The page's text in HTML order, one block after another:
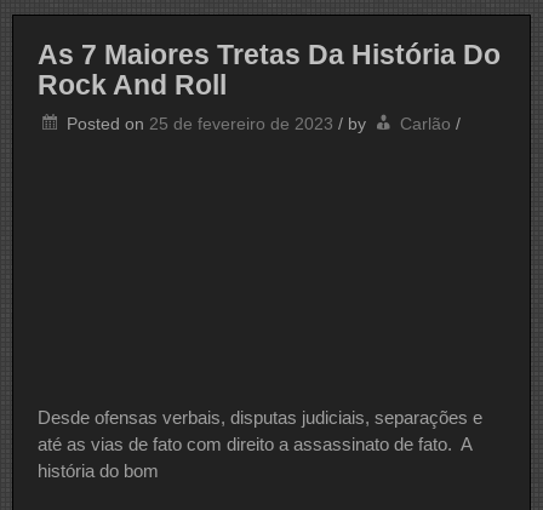
Criativos
Inovadores
Do
As 7 Maiores Tretas Da História Do
Rock And Roll
Posted on 25 de fevereiro de 2023 / by Carlão /
Desde ofensas verbais, disputas judiciais, separações e
até as vias de fato com direito a assassinato de fato. A
história do bom